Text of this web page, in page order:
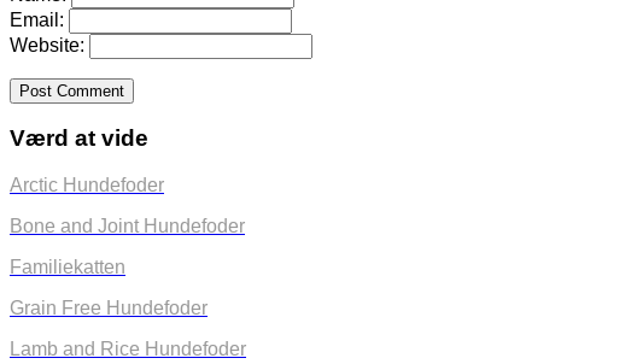
Email:
Website:
Værd at vide
Arctic Hundefoder
Bone and Joint Hundefoder
Familiekatten
Grain Free Hundefoder
Lamb and Rice Hundefoder